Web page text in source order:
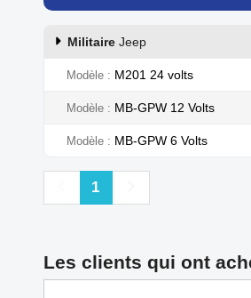
Militaire Jeep
Modèle M201 24 volts
Modèle MB-GPW 12 Volts
Modèle MB-GPW 6 Volts
Précédent
1
Les clients qui ont